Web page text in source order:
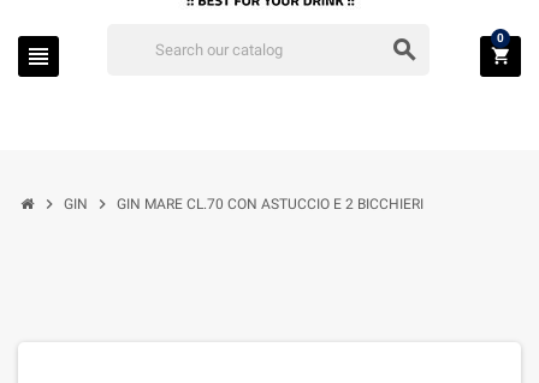
view_headline search shopping_cart
0
chevron_right GIN chevron_right GIN MARE CL.70 CON ASTUCCIO E 2 BICCHIERI